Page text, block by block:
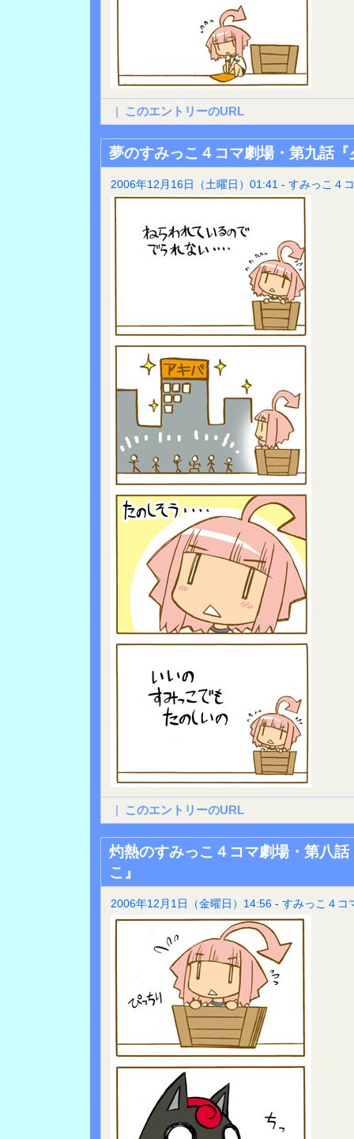
| このエントリーのURL
夢のすみっこ４コマ劇場・第九話
2006年12月16日（土曜日）01:41 - すみっこ４
| このエントリーのURL
灼熱のすみっこ４コマ劇場・第八
こ』
2006年12月1日（金曜日）14:56 - すみっこ４コ